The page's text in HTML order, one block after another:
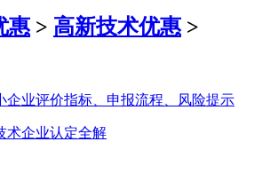
惠> 高新技术优惠>
企业评价指标、申报流程、风险提示
术企业认定全解